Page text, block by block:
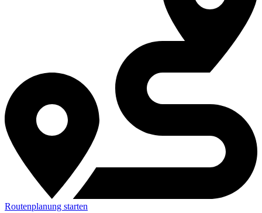
Routenplanung starten